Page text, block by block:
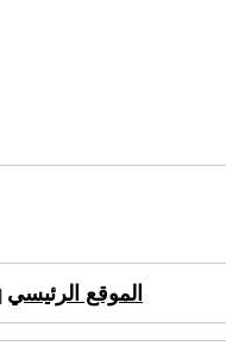
الموقع الرئيسي